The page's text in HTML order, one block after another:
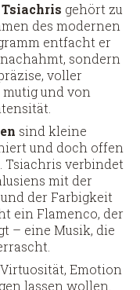
gehört zu
des modernen
entfacht er
sondern
voller
und von
sind kleine
und doch offen
verbindet
mit der
der Farbigkeit
ein Flamenco, der
– eine Musik, die
Emotion
lassen wollen.